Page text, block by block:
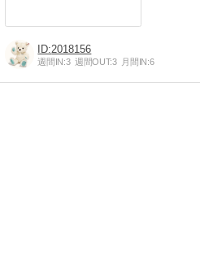
2018156
週間IN:3 週間OUT:3 月間IN:6